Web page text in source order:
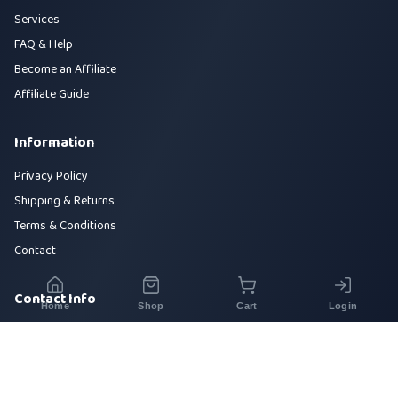
Services
FAQ & Help
Become an Affiliate
Affiliate Guide
Information
Privacy Policy
Shipping & Returns
Terms & Conditions
Contact
Contact Info
Home Shop Cart Login